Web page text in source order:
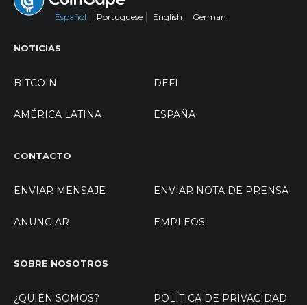
Español Portuguese English German
NOTICIAS
BITCOIN DEFI
AMÉRICA LATINA ESPAÑA
CONTACTO
ENVIAR MENSAJE ENVIAR NOTA DE PRENSA
ANUNCIAR EMPLEOS
SOBRE NOSOTROS
¿QUIÉN SOMOS? POLÍTICA DE PRIVACIDAD